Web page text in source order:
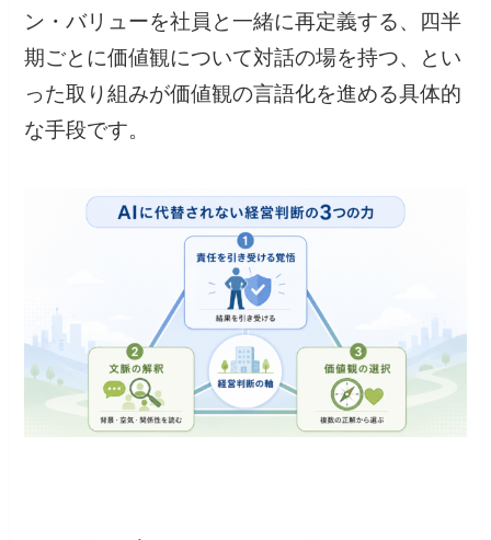
ン・バリューを社員と一緒に再定義する、四半
期ごとに価値観について対話の場を持つ、とい
った取り組みが価値観の言語化を進める具体的
な手段です。